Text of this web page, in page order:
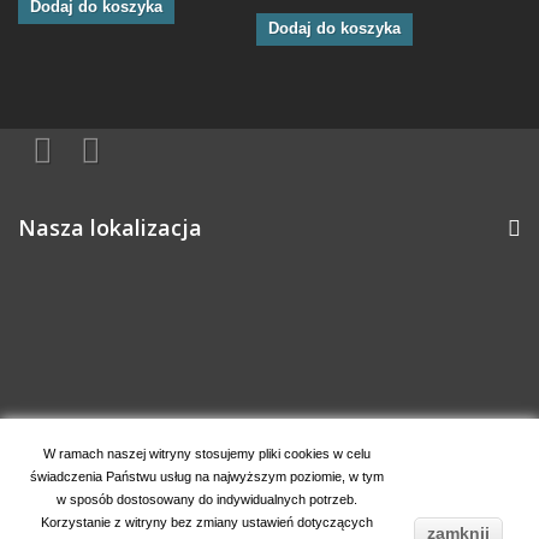
Dodaj do koszyka
Dodaj do koszyka
W ramach naszej witryny stosujemy pliki cookies w celu
świadczenia Państwu usług na najwyższym poziomie, w tym
w sposób dostosowany do indywidualnych potrzeb.
Korzystanie z witryny bez zmiany ustawień dotyczących
zamknij
Nasza lokalizacja
Moje konto